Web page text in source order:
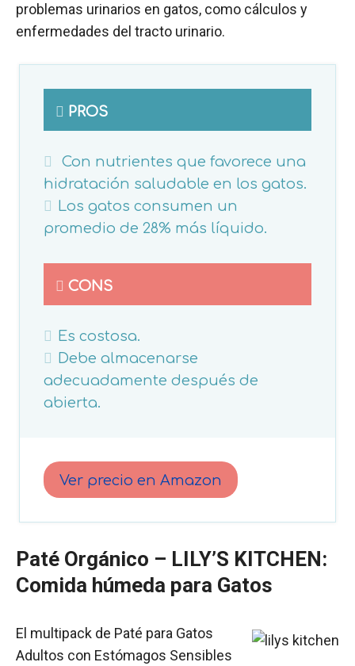
problemas urinarios en gatos, como cálculos y
enfermedades del tracto urinario.
PROS
Con nutrientes que favorece una
hidratación saludable en los gatos.
Los gatos consumen un
promedio de 28% más líquido.
CONS
Es costosa.
Debe almacenarse
adecuadamente después de
abierta.
Ver precio en Amazon
Paté Orgánico – LILY’S KITCHEN:
Comida húmeda para Gatos
El multipack de Paté para Gatos
Adultos con Estómagos Sensibles